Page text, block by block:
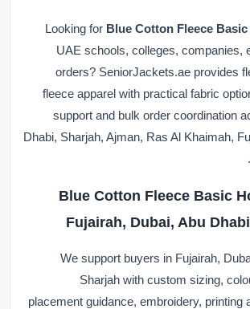
Looking for Blue Cotton Fleece
UAE schools, colleges, companies,
orders? SeniorJackets.ae provides
fleece apparel with practical fabric
support and bulk order coordination
Dhabi, Sharjah, Ajman, Ras Al Khaimah,
Blue Cotton Fleece Basic
Fujairah, Dubai, Abu
We support buyers in Fujairah,
Sharjah with custom sizing,
placement guidance, embroidery, printing